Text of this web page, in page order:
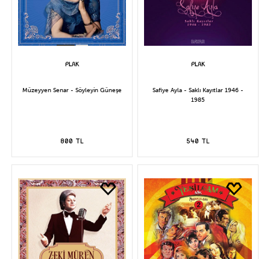
Müzeyyen Senar - Söyleyin Güneşe
800 TL
Safiye Ayla - Saklı Kayıtlar 1946 -
1985
540 TL